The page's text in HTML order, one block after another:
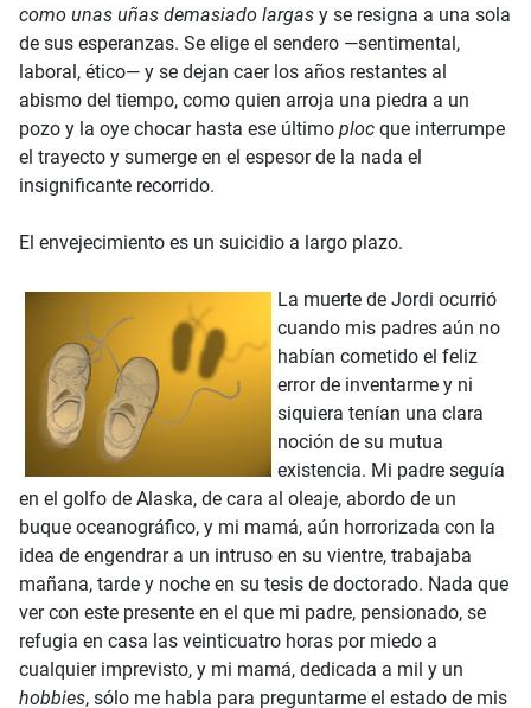
como unas uñas demasiado largas y se resigna a una sola
de sus esperanzas. Se elige el sendero —sentimental,
laboral, ético— y se dejan caer los años restantes al
abismo del tiempo, como quien arroja una piedra a un
pozo y la oye chocar hasta ese último ploc que interrumpe
el trayecto y sumerge en el espesor de la nada el
insignificante recorrido.
El envejecimiento es un suicidio a largo plazo.
La muerte de Jordi ocurrió
cuando mis padres aún no
habían cometido el feliz
error de inventarme y ni
siquiera tenían una clara
noción de su mutua
existencia. Mi padre seguía
en el golfo de Alaska, de cara al oleaje, abordo de un
buque oceanográfico, y mi mamá, aún horrorizada con la
idea de engendrar a un intruso en su vientre, trabajaba
mañana, tarde y noche en su tesis de doctorado. Nada que
ver con este presente en el que mi padre, pensionado, se
refugia en casa las veinticuatro horas por miedo a
cualquier imprevisto, y mi mamá, dedicada a mil y un
hobbies, sólo me habla para preguntarme el estado de mis